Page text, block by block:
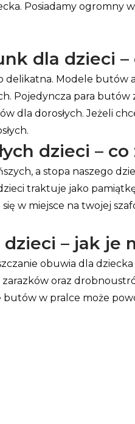
Posiadamy ogromny
dla dzieci
delikatna. Modele butów
Pojedyncza para
dla dorosłych. Jeżeli
dzieci –
a stopa naszego
traktuje jako
w miejsce na twojej
– jak je
obuwia dla
oraz
w pralce może